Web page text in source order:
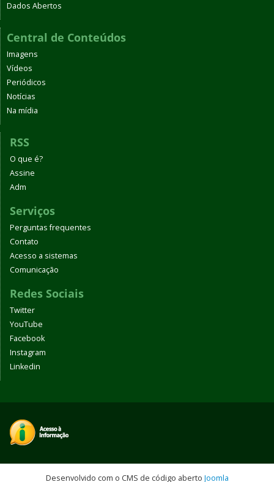
Dados Abertos
Central de Conteúdos
Imagens
Vídeos
Periódicos
Notícias
Na mídia
RSS
O que é?
Assine
Adm
Serviços
Perguntas frequentes
Contato
Acesso a sistemas
Comunicação
Redes Sociais
Twitter
YouTube
Facebook
Instagram
Linkedin
Desenvolvido com o CMS de código aberto Joomla